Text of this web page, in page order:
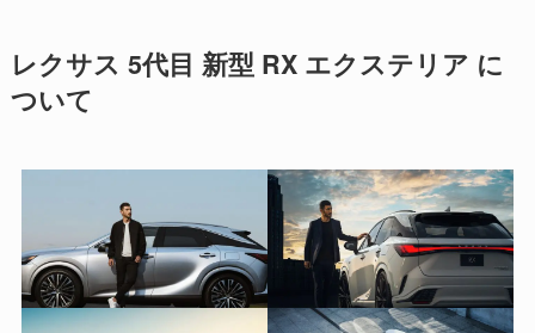
レクサス 5代目 新型 RX エクステリア に
ついて